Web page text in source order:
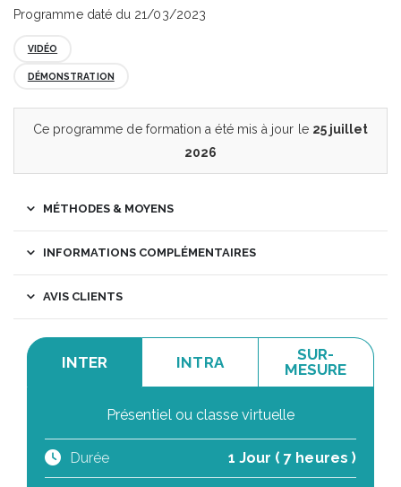
Programme daté du 21/03/2023
VIDÉO
DÉMONSTRATION
Ce programme de formation a été mis à jour le 25 juillet
2026
MÉTHODES & MOYENS
INFORMATIONS COMPLÉMENTAIRES
AVIS CLIENTS
INTER INTRA
SUR-
MESURE
Présentiel ou classe virtuelle
Durée 1 Jour ( 7 heures )